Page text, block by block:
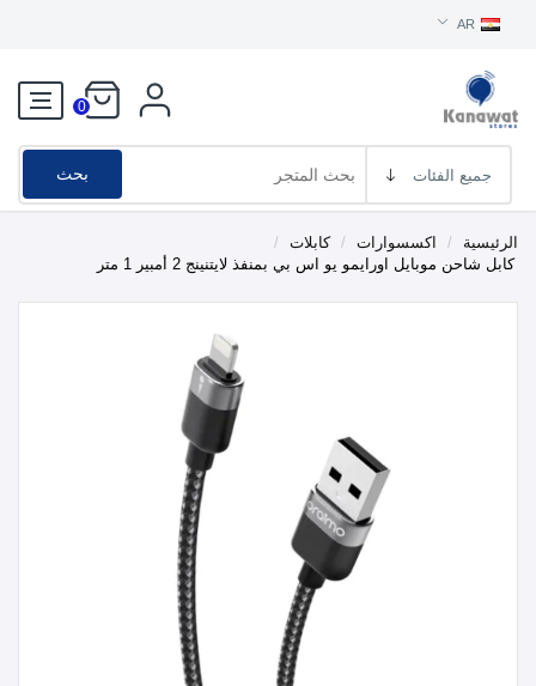
AR
0
بحث
الرئيسية / اكسسوارات / كابلات
/
كابل شاحن موبايل اورايمو يو اس بي بمنفذ لايتنينج 2 أمبير 1 متر